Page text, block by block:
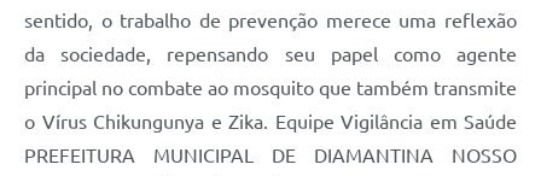
sentido, o trabalho de prevenção merece uma reflexão
da sociedade, repensando seu papel como agente
principal no combate ao mosquito que também transmite
o Vírus Chikungunya e Zika. Equipe Vigilância em Saúde
PREFEITURA MUNICIPAL DE DIAMANTINA NOSSO